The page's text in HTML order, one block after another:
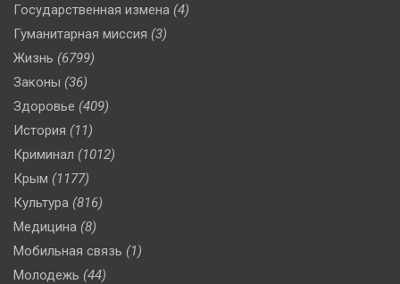
Государственная измена (4)
Гуманитарная миссия (3)
Жизнь (6799)
Законы (36)
Здоровье (409)
История (11)
Криминал (1012)
Крым (1177)
Культура (816)
Медицина (8)
Мобильная связь (1)
Молодежь (44)